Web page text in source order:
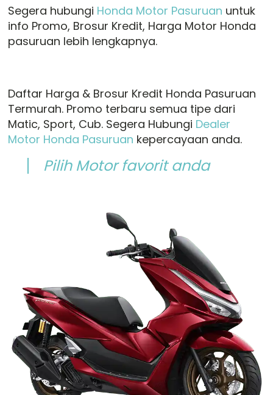
Segera hubungi Honda Motor Pasuruan untuk
info Promo, Brosur Kredit, Harga Motor Honda
pasuruan lebih lengkapnya.
Daftar Harga & Brosur Kredit Honda Pasuruan
Termurah. Promo terbaru semua tipe dari
Matic, Sport, Cub. Segera Hubungi Dealer
Motor Honda Pasuruan kepercayaan anda.
Pilih Motor favorit anda